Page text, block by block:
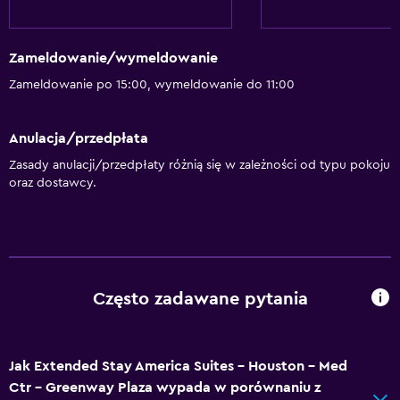
Zameldowanie/wymeldowanie
Zameldowanie po 15:00, wymeldowanie do 11:00
Anulacja/przedpłata
Zasady anulacji/przedpłaty różnią się w zależności od typu pokoju
oraz dostawcy.
Często zadawane pytania
Jak Extended Stay America Suites - Houston - Med
Ctr - Greenway Plaza wypada w porównaniu z